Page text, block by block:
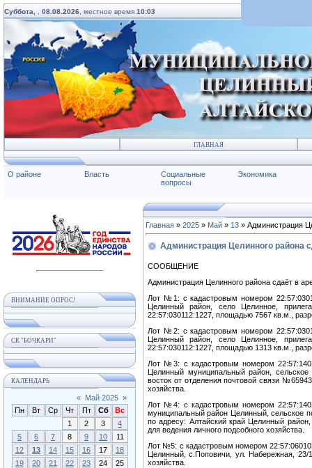
Суббота, 08.08.2026 , местное время 10:03
ГЛАВНАЯ
О районе Власть
Социальные
вопросы
Экономика
ВНИМАНИЕ ОПРОС!
СК "БОЧКАРИ"
КАЛЕНДАРЬ
« Май 2025 »
Пн
Вт Ср Чт Пт Сб
Вс
1
2 3
4
5
6 7 8 9 10
11
12
13 14 15 16 17
18
19
20 21 22 23 24
25
Главная » 2025 » Май » 13 » Администрация
Администрация Целинного района
СООБЩЕНИЕ
Администрация Целинного района сдаёт в
Лот №1: с кадастровым номером
Целинный район, село Целинное,
22:57:030112:1227, площадью 7567 кв.м.,
Лот №2: с кадастровым номером
Целинный район, село Целинное,
22:57:030112:1227, площадью 1313 кв.м.,
Лот №3: с кадастровым номером
Целинный муниципальный район,
восток от отделения почтовой связи
хозяйства.
Лот №4: с кадастровым номером
муниципальный район Целинный, сельское
по адресу: Алтайский край Целинный
для ведения личного подсобного хозяйства.
Лот №5: с кадастровым номером
Целинный, с.Поповичи, ул. Набережная, 23/
хозяйства.